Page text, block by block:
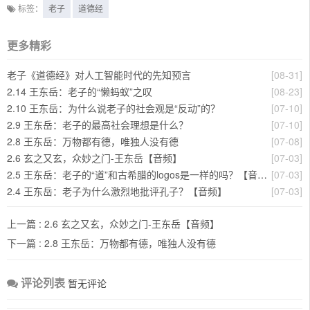
标签： 老子 道德经
更多精彩
[08-31]
老子《道德经》对人工智能时代的先知预言
[08-23]
2.14 王东岳：老子的“懒蚂蚁”之叹
[07-10]
2.10 王东岳：为什么说老子的社会观是“反动”的？
[07-10]
2.9 王东岳：老子的最高社会理想是什么？
[07-08]
2.8 王东岳：万物都有德，唯独人没有德
[07-03]
2.6 玄之又玄，众妙之门-王东岳【音频】
[07-03]
2.5 王东岳：老子的“道”和古希腊的logos是一样的吗？【音频】
[07-03]
2.4 王东岳：老子为什么激烈地批评孔子？【音频】
上一篇 : 2.6 玄之又玄，众妙之门-王东岳【音频】
下一篇 : 2.8 王东岳：万物都有德，唯独人没有德
评论列表 暂无评论